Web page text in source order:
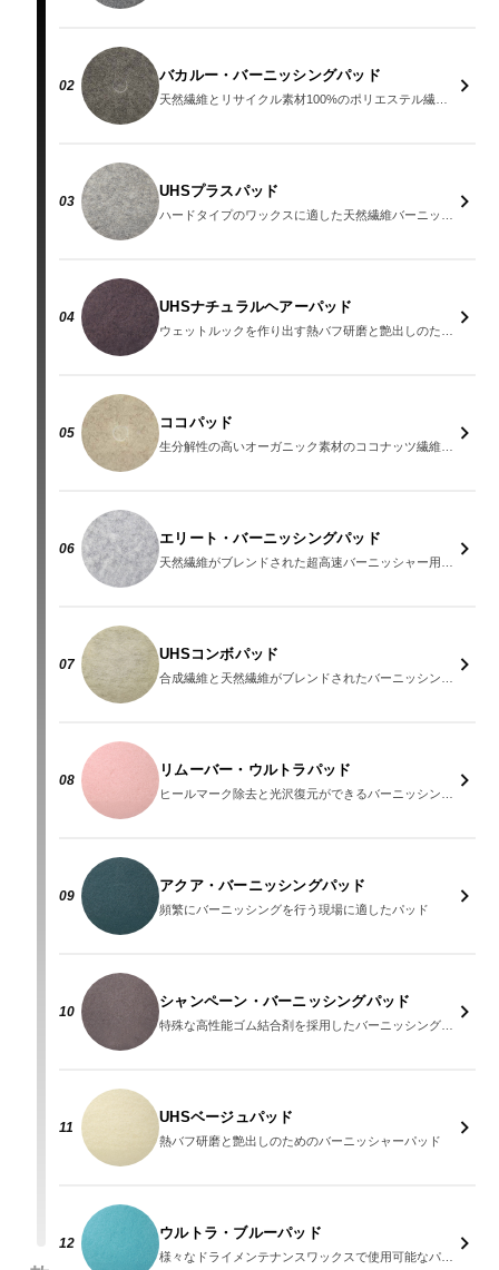
02
バカルー・バーニッシングパッド
03
UHSプラスパッド
04
UHSナチュラルヘアーパッド
05
ココパッド
06
エリート・バーニッシングパッド
07
UHSコンボパッド
08
リムーバー・ウルトラパッド
09
アクア・バーニッシングパッド
頻繁にバーニッシングを行う現場に適したパッド
10
シャンペーン・バーニッシングパッド
11
UHSベージュパッド
熱バフ研磨と艶出しのためのバーニッシャーパッド
12
ウルトラ・ブルーパッド